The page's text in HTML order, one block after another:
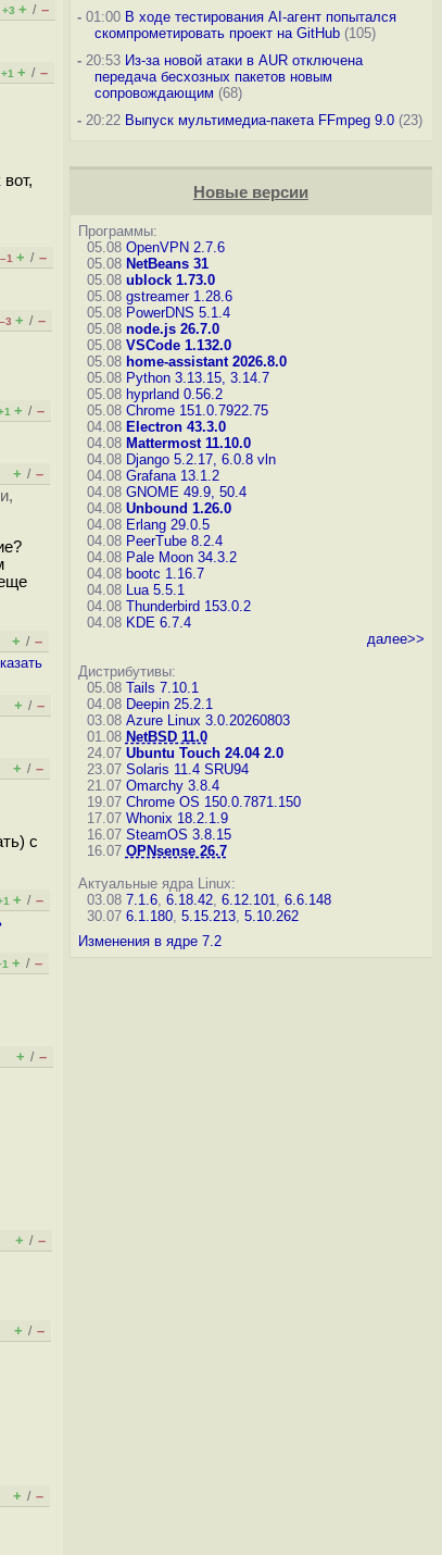
+3 + / –
+1 + / –
–1 + / –
–3 + / –
+ / –
+ / –
+ / –
+ / –
+ / –
с
+ / –
+ / –
+ / –
+ / –
+ / –
+ / –
-01:00 В ходе тестирования AI-агент попытался
скомпрометировать проект на GitHub(105)
-20:53 Из-за новой атаки в AUR отключена
передача бесхозных пакетов новым
сопровождающим (68)
-20:22 Выпуск мультимедиа-пакета FFmpeg 9.0(23)
Новые версии
Программы:
05.08 OpenVPN 2.7.6
05.08 NetBeans 31
05.08 ublock 1.73.0
05.08 gstreamer 1.28.6
05.08 PowerDNS 5.1.4
05.08 node.js 26.7.0
05.08 VSCode 1.132.0
05.08 home-assistant 2026.8.0
05.08 Python 3.13.15, 3.14.7
05.08 hyprland 0.56.2
05.08 Chrome 151.0.7922.75
04.08 Electron 43.3.0
04.08 Mattermost 11.10.0
04.08 Django 5.2.17, 6.0.8 vln
04.08 Grafana 13.1.2
04.08 GNOME 49.9, 50.4
04.08 Unbound 1.26.0
04.08 Erlang 29.0.5
04.08 PeerTube 8.2.4
04.08 Pale Moon 34.3.2
04.08 bootc 1.16.7
04.08 Lua 5.5.1
04.08 Thunderbird 153.0.2
04.08 KDE 6.7.4
далее>>
Дистрибутивы:
05.08 Tails 7.10.1
04.08 Deepin 25.2.1
03.08 Azure Linux 3.0.20260803
01.08 NetBSD 11.0
24.07 Ubuntu Touch 24.04 2.0
23.07 Solaris 11.4 SRU94
21.07 Omarchy 3.8.4
19.07 Chrome OS 150.0.7871.150
17.07 Whonix 18.2.1.9
16.07 SteamOS 3.8.15
16.07 OPNsense 26.7
Актуальные ядра Linux:
03.08 7.1.6, 6.18.42, 6.12.101, 6.6.148
30.07 6.1.180, 5.15.213, 5.10.262
Изменения в ядре 7.2